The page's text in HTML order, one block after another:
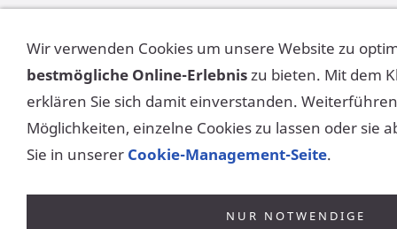
Wir verwenden Cookies um unsere Website zu
bestmögliche Online-Erlebniszu bieten. Mit dem
erklären Sie sich damit einverstanden.
Möglichkeiten, einzelne Cookies zu lassen oder sie
Sie in unserer Cookie-Management-Seite.
NUR NOTWENDIGE